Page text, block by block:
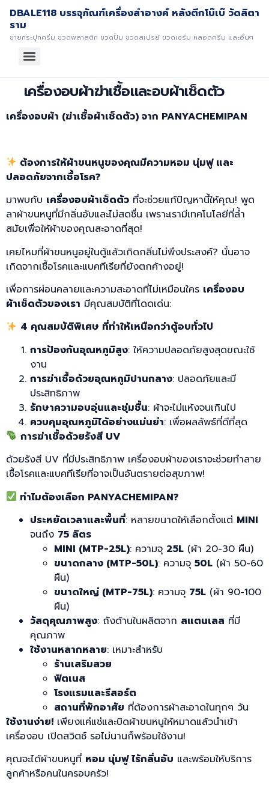
DBALE118 บรรจุภัณฑ์เครื่องสำอางค์ หลังตึกโบ๊เบ๊ วัดสิตา
ราม
ขายกระปุกครีม ขวดพลาสติก ขวดปั้ม ขวดสเปรย์ ขวดเซรั่ม หลอดครีม และอื่นๆ
เครื่องอบผ้าฆ่าเชื้อและอบผ้าเช็ดตัว
เครื่องอบผ้า (ฆ่าเชื้อผ้าเช็ดตัว) จาก PANYACHEMIPAN
ต้องการให้ผ้าขนหนูของคุณมีความหอม นุ่มฟู และ
ปลอดภัยจากเชื้อโรค?
มาพบกับ เครื่องอบผ้าเช็ดตัว ที่จะช่วยแก้ปัญหานี้ให้คุณ! พูด
ลาผ้าขนหนูที่มีกลิ่นอับและไม่สดชื่น เพราะเรามีเทคโนโลยีที่ล้ำ
สมัยเพื่อให้ผ้าของคุณสะอาดที่สุด!
เคยไหมที่ผ้าขนหนูอยู่ในตู้แล้วเกิดกลิ่นไม่พึงประสงค์? นั่นอาจ
เกิดจากเชื้อโรคและแบคทีเรียที่ยังตกค้างอยู่!
เพื่อการผ่อนคลายและความสะอาดที่ไม่เหมือนใคร เครื่องอบ
ผ้าเช็ดตัวของเรา มีคุณสมบัติที่โดดเด่น:
4 คุณสมบัติพิเศษ ที่ทำให้เหนือกว่าตู้อบทั่วไป
การป้องกันอุณหภูมิสูง: ให้ความปลอดภัยสูงสุดขณะใช้
งาน
การฆ่าเชื้อด้วยอุณหภูมิปานกลาง: ปลอดภัยและมี
ประสิทธิภาพ
รักษาความอบอุ่นและชุ่มชื้น: ผ้าจะไม่แห้งจนเกินไป
ควบคุมอุณหภูมิได้อย่างแม่นยำ: เพื่อผลลัพธ์ที่ดีที่สุด
การฆ่าเชื้อด้วยรังสี UV
ด้วยรังสี UV ที่มีประสิทธิภาพ เครื่องอบผ้าของเราจะช่วยทำลาย
เชื้อโรคและแบคทีเรียที่อาจเป็นอันตรายต่อสุขภาพ!
ทำไมต้องเลือก PANYACHEMIPAN?
ประหยัดเวลาและพื้นที่: หลายขนาดให้เลือกตั้งแต่ MINI
จนถึง 75 ลิตร
MINI (MTP-25L): ความจุ 25L (ผ้า 20-30 ผืน)
ขนาดกลาง (MTP-50L): ความจุ 50L (ผ้า 50-60
ผืน)
ขนาดใหญ่ (MTP-75L): ความจุ 75L (ผ้า 90-100
ผืน)
วัสดุคุณภาพสูง: ถังด้านในผลิตจาก สแตนเลส ที่มี
คุณภาพ
ใช้งานหลากหลาย: เหมาะสำหรับ
ร้านเสริมสวย
ฟิตเนส
โรงแรมและรีสอร์ต
สถานที่พักอาศัย ที่ต้องการผ้าสะอาดในทุกๆ วัน
ใช้งานง่าย! เพียงแค่แช่และบิดผ้าขนหนูให้หมาดแล้วนำเข้า
เครื่องอบ เปิดสวิตช์ รอไม่นานก็พร้อมใช้งาน!
คุณจะได้ผ้าขนหนูที่ หอม นุ่มฟู ไร้กลิ่นอับ และพร้อมให้บริการ
ลูกค้าหรือคนในครอบครัว!